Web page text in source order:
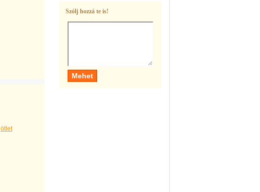
ötlet
Szólj hozzá te is!